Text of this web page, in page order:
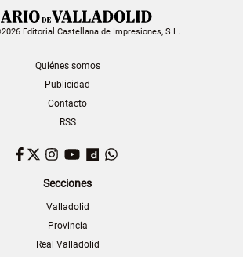
Editorial Castellana de Impresiones, S.L.
Quiénes somos
Publicidad
Contacto
RSS
Facebook
TwitterInstagram
YouTubeDailymotion
Secciones
Valladolid
Provincia
Real Valladolid